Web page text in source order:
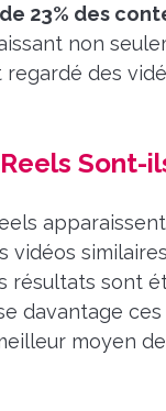
23% des
non
des
Sont-
vidéos
résultats sont
davantage
moyen